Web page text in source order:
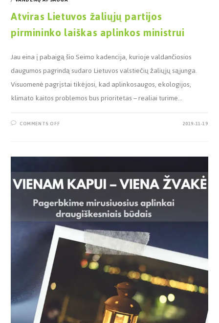
Atviras Lietuvos žaliųjų partijos
pirmininko laiškas aplinkos ministrui
Jau eina į pabaigą šio Seimo kadencija, kurioje valdančiosios
daugumos pagrindą sudaro Lietuvos valstiečių žaliųjų sąjunga.
Visuomenė pagrįstai tikėjosi, kad aplinkosaugos, ekologijos,
klimato kaitos problemos bus prioritetas – realiai turime…
COMMENTS OFF 2019-11-19